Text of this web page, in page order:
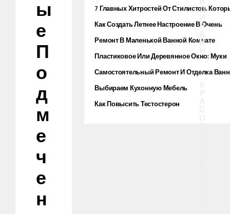
Д
З
Й
Ы
Е
П
О
Д
М
Е
Ч
Е
Н
Фибромиалгия
7 Главных Хитростей От Стилистов,
Сногсшибательно
Как Создать Летнее Настроение В Очень
Ремонт В Маленькой Ванной Комнате
Пластиковое Или Деревянное Окно: Муки
Самостоятельный Ремонт И Отделка
Выбираем Кухонную Мебель
Как Повысить Тестостерон